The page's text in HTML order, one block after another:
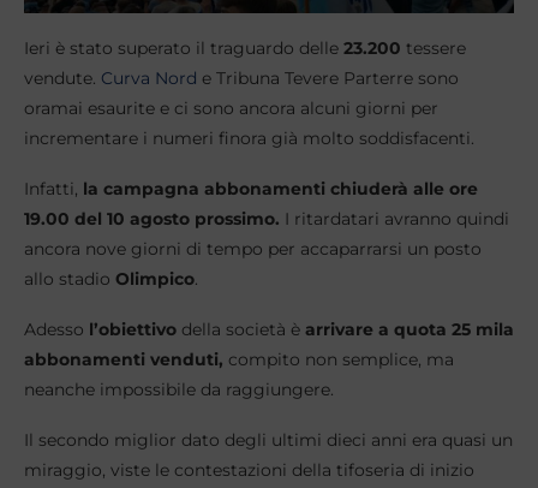
Ieri è stato superato il traguardo delle 23.200 tessere
vendute. Curva Nord e Tribuna Tevere Parterre sono
oramai esaurite e ci sono ancora alcuni giorni per
incrementare i numeri finora già molto soddisfacenti.
Infatti, la campagna abbonamenti chiuderà alle ore
19.00 del 10 agosto prossimo. I ritardatari avranno quindi
ancora nove giorni di tempo per accaparrarsi un posto
allo stadio Olimpico.
Adesso l’obiettivo della società è arrivare a quota 25 mila
abbonamenti venduti, compito non semplice, ma
neanche impossibile da raggiungere.
Il secondo miglior dato degli ultimi dieci anni era quasi un
miraggio, viste le contestazioni della tifoseria di inizio